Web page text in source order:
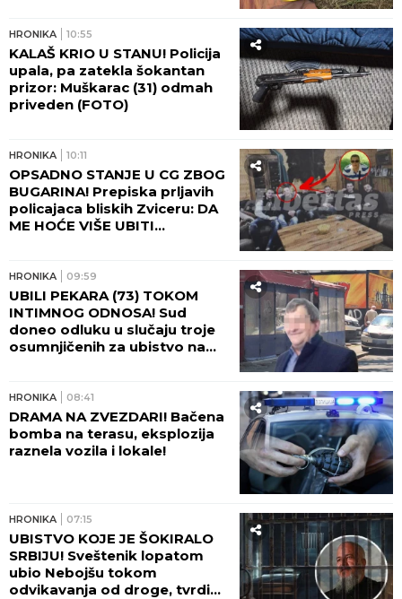
HRONIKA 10:55
KALAŠ KRIO U STANU! Policija
upala, pa zatekla šokantan
prizor: Muškarac (31) odmah
priveden (FOTO)
HRONIKA 10:11
OPSADNO STANJE U CG ZBOG
BUGARINA! Prepiska prljavih
policajaca bliskih Zviceru: DA
ME HOĆE VIŠE UBITI...
HRONIKA 09:59
UBILI PEKARA (73) TOKOM
INTIMNOG ODNOSA! Sud
doneo odluku u slučaju troje
osumnjičenih za ubistvo na
HRONIKA 08:41
DRAMA NA ZVEZDARI! Bačena
bomba na terasu, eksplozija
raznela vozila i lokale!
HRONIKA 07:15
UBISTVO KOJE JE ŠOKIRALO
SRBIJU! Sveštenik lopatom
ubio Nebojšu tokom
odvikavanja od droge, tvrdio